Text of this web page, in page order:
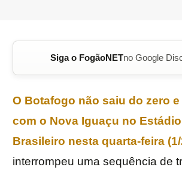
Siga o FogãoNETno Google
O Botafogo não saiu do zero
com o Nova Iguaçu no Estádio
Brasileiro nesta quarta-feira
interrompeu uma sequência de